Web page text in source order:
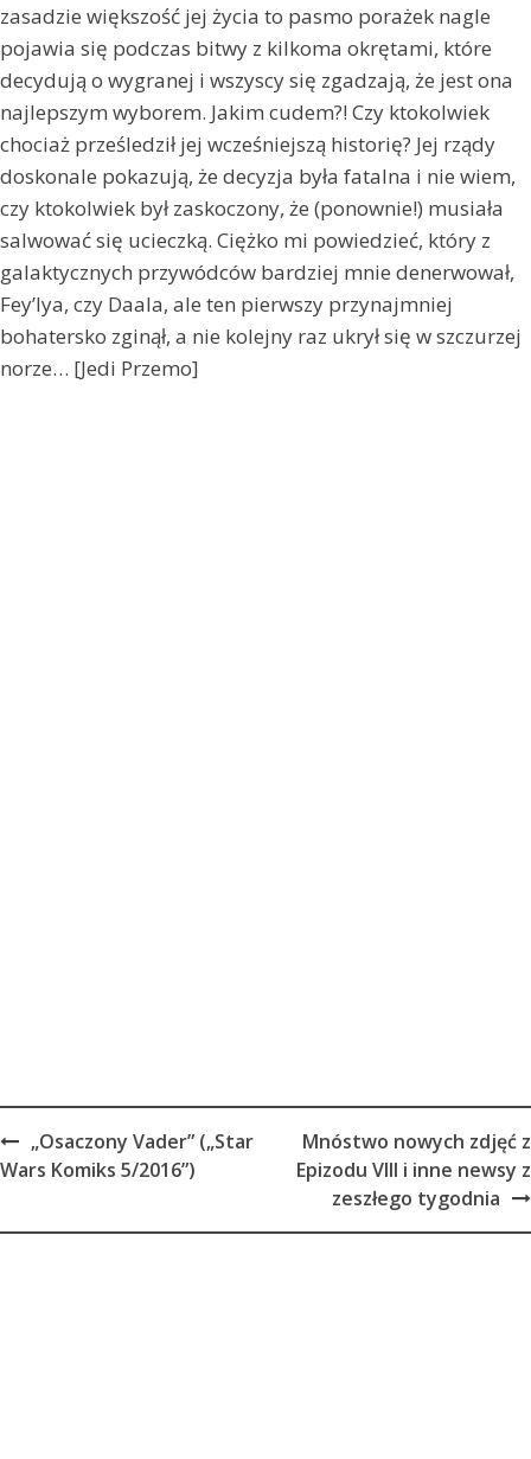
zasadzie większość jej życia to pasmo porażek nagle
pojawia się podczas bitwy z kilkoma okrętami, które
decydują o wygranej i wszyscy się zgadzają, że jest ona
najlepszym wyborem. Jakim cudem?! Czy ktokolwiek
chociaż prześledził jej wcześniejszą historię? Jej rządy
doskonale pokazują, że decyzja była fatalna i nie wiem,
czy ktokolwiek był zaskoczony, że (ponownie!) musiała
salwować się ucieczką. Ciężko mi powiedzieć, który z
galaktycznych przywódców bardziej mnie denerwował,
Fey’lya, czy Daala, ale ten pierwszy przynajmniej
bohatersko zginął, a nie kolejny raz ukrył się w szczurzej
norze… [Jedi Przemo]
Post
navigation
„Osaczony Vader” („Star
Wars Komiks 5/2016”)
Mnóstwo nowych zdjęć z
Epizodu VIII i inne newsy z
zeszłego tygodnia